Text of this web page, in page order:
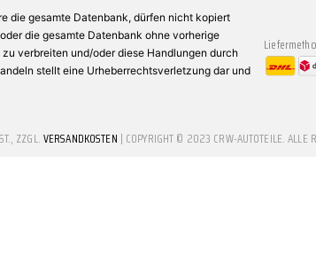
die gesamte Datenbank, dürfen nicht kopiert
die gesamte Datenbank ohne vorherige
verbreiten und/oder diese Handlungen durch
stellt eine Urheberrechtsverletzung dar und
ZZGL.VERSANDKOSTEN | COPYRIGHT © 2023 CRW-AUTOTEILE. ALLE